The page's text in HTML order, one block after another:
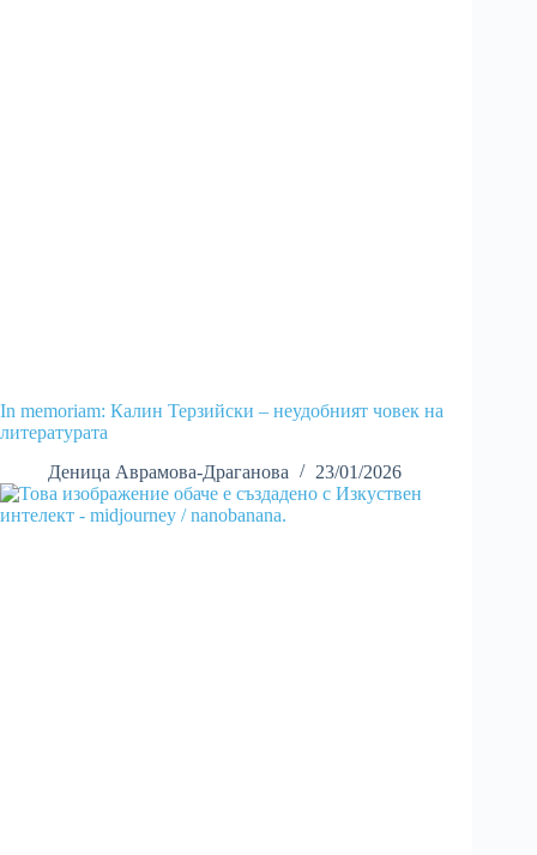
In memoriam: Калин Терзийски – неудобният човек на
литературата
Деница Аврамова-Драганова
23/01/2026